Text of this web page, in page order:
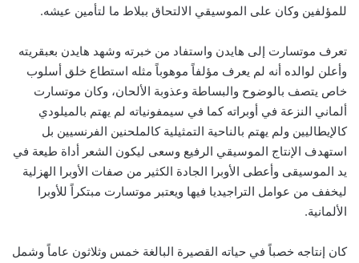
للمؤلفين وكان على الموسيقي الالتحاق ببلاط ما لتأمين عيشه.
تعرف موتسارت إلى هايدن واستفاد من خبرته وشهد هايدن بعبقريته
وأعلن لوالده أنه لم يعرف مؤلفاً موهوباً مثله استطاع خلق أسلوب
خاص يتصف بالوضوح والبساطة وعذوبة الألحان، وكان موتسارت
ألماني النزعة في أوبراته كما في سيمفونياته لم يهتم بالميلودي
كالإيطاليين ولم يهتم بالناحية التمثيلية كالملحنين الفرنسيين بل
استهدف الإنتاج الموسيقي الرفيع وسعى ليكون الشعر أداة طيعة في
يد الموسيقى وأعطى الأوبرا الجادة الكثير من صفات الأوبرا الهزلية
ليخفف من عوامل التراجيديا فيها ويعتبر موتسارت مبتكراً للأوبرا
الألمانية.
كان إنتاجه خصباً في حياته القصيرة البالغة خمس وثلاثون عاماً وشمل